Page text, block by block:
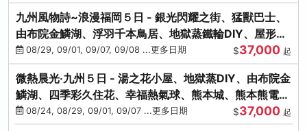
九州風物詩~浪漫福岡５日 - 銀光閃耀之街、猛獸巴士、
由布院金鱗湖、浮羽千本鳥居、地獄蒸鐵輪DIY、屋形船
晚宴、鸕鶿捕魚
08/29, 09/01, 09/07, 09/08 ...更多日期 $37,000 起
微熱晨光‧九州５日 - 湯之花小屋、地獄蒸DIY、由布院金
鱗湖、四季彩久住花、幸福熱氣球、熊本城、熊本熊電
鐵、螃蟹吃到飽
08/24, 08/29, 09/01, 09/07 ...更多日期 $37,000 起